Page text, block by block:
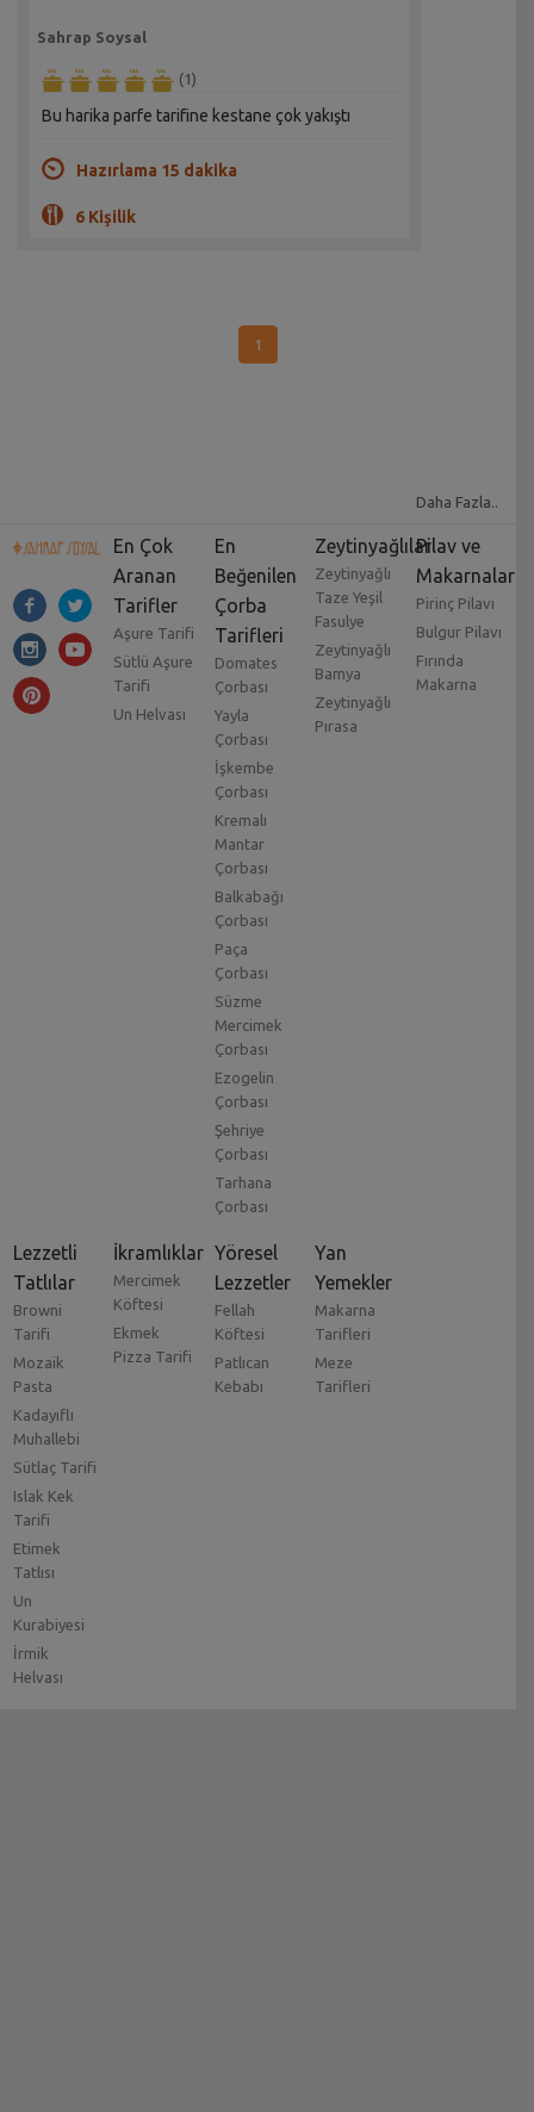
Sahrap Soysal
(1)
Bu harika parfe tarifine kestane çok yakıştı
Hazırlama 15 dakika
6 Kişilik
1
Daha Fazla..
En Çok
Aranan
Tarifler
Aşure Tarifi
Sütlü Aşure
Tarifi
Un Helvası
En
Beğenilen
Çorba
Tarifleri
Domates
Çorbası
Yayla
Çorbası
İşkembe
Çorbası
Kremalı
Mantar
Çorbası
Balkabağı
Çorbası
Paça
Çorbası
Süzme
Mercimek
Çorbası
Ezogelin
Çorbası
Şehriye
Çorbası
Tarhana
Çorbası
Zeytinyağlılar
Zeytinyağlı
Taze Yeşil
Fasulye
Zeytinyağlı
Bamya
Zeytinyağlı
Pırasa
Pilav ve
Makarnalar
Pirinç Pilavı
Bulgur Pilavı
Fırında
Makarna
Lezzetli
Tatlılar
Browni
Tarifi
Mozaik
Pasta
Kadayıflı
Muhallebi
Sütlaç Tarifi
Islak Kek
Tarifi
Etimek
Tatlısı
Un
Kurabiyesi
İrmik
Helvası
İkramlıklar
Mercimek
Köftesi
Ekmek
Pizza Tarifi
Yöresel
Lezzetler
Fellah
Köftesi
Patlıcan
Kebabı
Yan
Yemekler
Makarna
Tarifleri
Meze
Tarifleri